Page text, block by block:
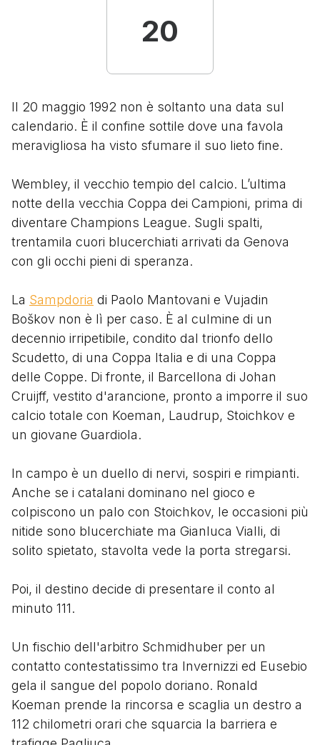
20
Il 20 maggio 1992 non è soltanto una data sul
calendario. È il confine sottile dove una favola
meravigliosa ha visto sfumare il suo lieto fine.
Wembley, il vecchio tempio del calcio. L’ultima
notte della vecchia Coppa dei Campioni, prima di
diventare Champions League. Sugli spalti,
trentamila cuori blucerchiati arrivati da Genova
con gli occhi pieni di speranza.
La Sampdoria di Paolo Mantovani e Vujadin
Boškov non è lì per caso. È al culmine di un
decennio irripetibile, condito dal trionfo dello
Scudetto, di una Coppa Italia e di una Coppa
delle Coppe. Di fronte, il Barcellona di Johan
Cruijff, vestito d'arancione, pronto a imporre il suo
calcio totale con Koeman, Laudrup, Stoichkov e
un giovane Guardiola.
In campo è un duello di nervi, sospiri e rimpianti.
Anche se i catalani dominano nel gioco e
colpiscono un palo con Stoichkov, le occasioni più
nitide sono blucerchiate ma Gianluca Vialli, di
solito spietato, stavolta vede la porta stregarsi.
Poi, il destino decide di presentare il conto al
minuto 111.
Un fischio dell'arbitro Schmidhuber per un
contatto contestatissimo tra Invernizzi ed Eusebio
gela il sangue del popolo doriano. Ronald
Koeman prende la rincorsa e scaglia un destro a
112 chilometri orari che squarcia la barriera e